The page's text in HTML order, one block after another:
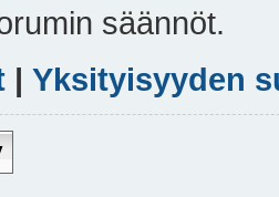
säännöt.
| Yksityisyyden